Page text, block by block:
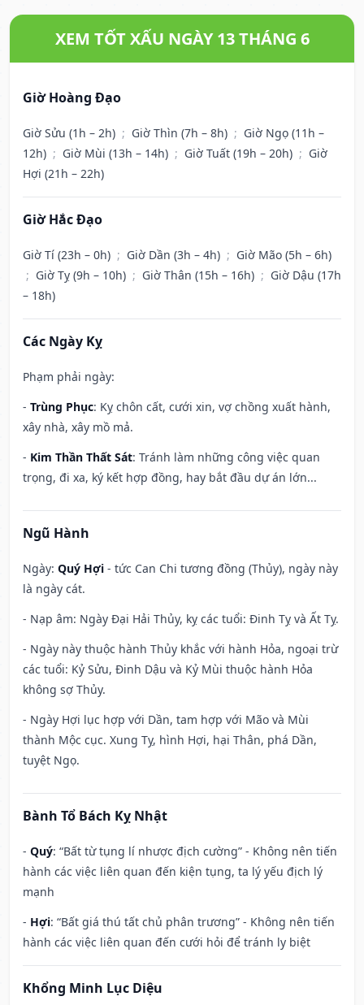
XEM TỐT XẤU NGÀY 13 THÁNG 6
Giờ Hoàng Đạo
Giờ Sửu (1h – 2h) ; Giờ Thìn (7h – 8h) ; Giờ Ngọ (11h –
12h) ; Giờ Mùi (13h – 14h) ; Giờ Tuất (19h – 20h) ; Giờ
Hợi (21h – 22h)
Giờ Hắc Đạo
Giờ Tí (23h – 0h) ; Giờ Dần (3h – 4h) ; Giờ Mão (5h – 6h)
; Giờ Tỵ (9h – 10h) ; Giờ Thân (15h – 16h) ; Giờ Dậu (17h
– 18h)
Các Ngày Kỵ
Phạm phải ngày:
- Trùng Phục: Kỵ chôn cất, cưới xin, vợ chồng xuất hành,
xây nhà, xây mồ mả.
- Kim Thần Thất Sát: Tránh làm những công việc quan
trọng, đi xa, ký kết hợp đồng, hay bắt đầu dự án lớn...
Ngũ Hành
Ngày: Quý Hợi - tức Can Chi tương đồng (Thủy), ngày này
là ngày cát.
- Nạp âm: Ngày Đại Hải Thủy, kỵ các tuổi: Đinh Tỵ và Ất Tỵ.
- Ngày này thuộc hành Thủy khắc với hành Hỏa, ngoại trừ
các tuổi: Kỷ Sửu, Đinh Dậu và Kỷ Mùi thuộc hành Hỏa
không sợ Thủy.
- Ngày Hợi lục hợp với Dần, tam hợp với Mão và Mùi
thành Mộc cục. Xung Tỵ, hình Hợi, hại Thân, phá Dần,
tuyệt Ngọ.
Bành Tổ Bách Kỵ Nhật
- Quý: “Bất từ tụng lí nhược địch cường” - Không nên tiến
hành các việc liên quan đến kiện tụng, ta lý yếu địch lý
mạnh
- Hợi: “Bất giá thú tất chủ phân trương” - Không nên tiến
hành các việc liên quan đến cưới hỏi để tránh ly biệt
Khổng Minh Lục Diệu